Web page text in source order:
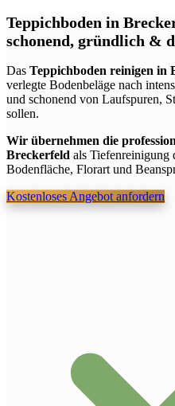
Teppichboden in
schonend, gründlich &
Das Teppichboden reinigen in
verlegte Bodenbeläge nach
und schonend von Laufspuren,
sollen.
Wir übernehmen die
Breckerfeld als Tiefenreinigung
Bodenfläche, Florart und
Kostenloses Angebot anfordern